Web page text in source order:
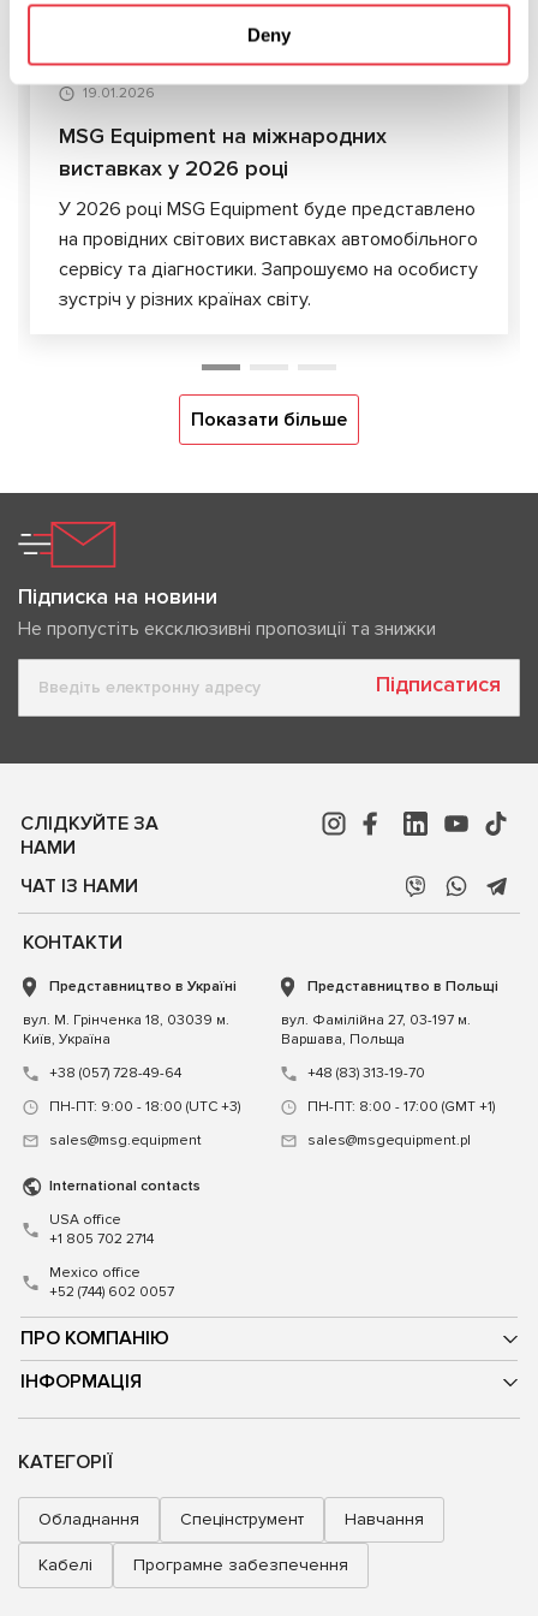
Deny
19.01.2026
MSG Equipment на міжнародних
виставках у 2026 році
У 2026 році MSG Equipment буде представлено
на провідних світових виставках автомобільного
сервісу та діагностики. Запрошуємо на особисту
зустріч у різних країнах світу.
Показати більше
Підписка на новини
Не пропустіть ексклюзивні пропозиції та знижки
Підписатися
СЛІДКУЙТЕ ЗА
НАМИ
ЧАТ ІЗ НАМИ
ПРО КОМПАНІЮ
ІНФОРМАЦІЯ
КОНТАКТИ
Представництво в Україні
вул. М. Грінченка 18, 03039 м.
Київ, Україна
+38 (057) 728-49-64
ПН-ПТ: 9:00 - 18:00 (UTC +3)
sales@msg.equipment
Представництво в Польщі
вул. Фамілійна 27, 03-197 м.
Варшава, Польща
+48 (83) 313-19-70
ПН-ПТ: 8:00 - 17:00 (GMT +1)
sales@msgequipment.pl
International contacts
USA office
+1 805 702 2714
Mexico office
+52 (744) 602 0057
КАТЕГОРІЇ
Обладнання Спецінструмент Навчання
Кабелі Програмне забезпечення